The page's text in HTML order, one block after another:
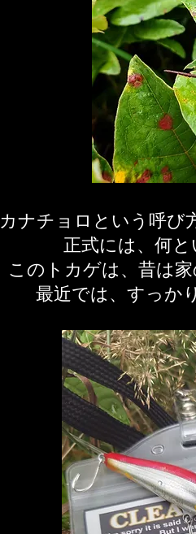
カナチョロという呼び
正式には、何
このトカゲは、昔は
最近では、すっか